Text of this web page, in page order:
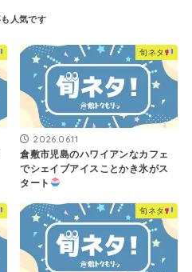
旬ネタ
2026.06.11
倉敷市児島のハワイアンなカフェ
でシェイブアイスことかき氷がス
タート
旬ネタ